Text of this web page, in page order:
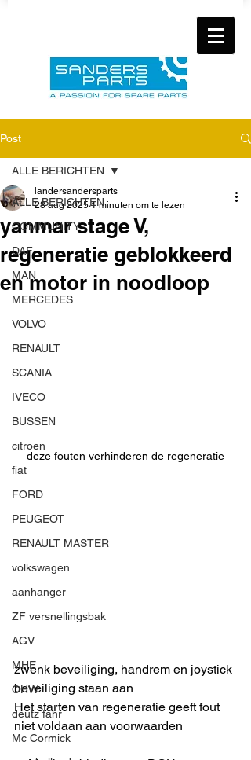
Post
ALLE BERICHTEN
COMMUNITY
DAF
MAN
MERCEDES
VOLVO
RENAULT
SCANIA
IVECO
BUSSEN
citroen
fiat
FORD
PEUGEOT
RENAULT MASTER
volkswagen
aanhanger
ZF versnellingsbak
AGV
MHE
OHW
deutz fahr
Mc Cormick
ALLE BERICHTEN
yanmar stage V,
regeneratie geblokkeerd
en motor in noodloop
landersandersparts
28 aug 2025 1 minuten om te lezen
deze fouten verhinderen de regeneratie
zwenk beveiliging, handrem en joystick
beveiliging staan aan
Het starten van regeneratie geeft fout
niet voldaan aan voorwaarden